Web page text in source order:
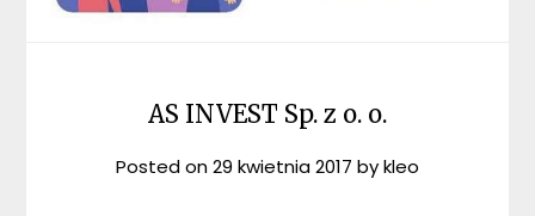
AS INVEST Sp. z o. o.
Posted on29 kwietnia 2017 bykleo